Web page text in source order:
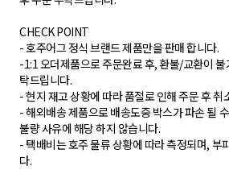
CHECK POINT
- 호주어그 정식 브랜드 제품만을 판매 합니다.
-1:1 오더제품으로 주문완료 후, 환불/교환이
탁드립니다.
- 현지 재고 상황에 따라 품절로 인해 주문 후 취
- 해외배송 제품으로 배송도중 박스가 파손 될
불량 사유에 해당 하지 않습니다.
- 택배비는 호주 물류 상황에 따라 측정되며, 부
다.